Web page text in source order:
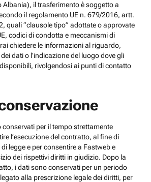
Albania), il trasferimento è soggetto a
il regolamento UE n. 679/2016, artt.
quali “clausole tipo” adottate o approvate
codici di condotta e meccanismi di
chiedere le informazioni al riguardo,
dati o l’indicazione del luogo dove gli
rivolgendosi ai punti di contatto
per il tempo strettamente
l’esecuzione del contratto, al fine di
legge e per consentire a Fastweb e
dei rispettivi diritti in giudizio. Dopo la
i dati sono conservati per un periodo
alla prescrizione legale dei diritti, per